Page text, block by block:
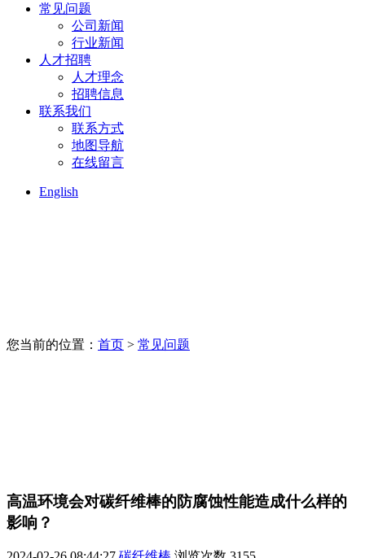
常见问题
公司新闻
行业新闻
人才招聘
人才理念
招聘信息
联系我们
联系方式
地图导航
在线留言
English
您当前的位置： 首页 > 常见问题
高温环境会对碳纤维棒的防腐蚀性能造成什么样的
影响？